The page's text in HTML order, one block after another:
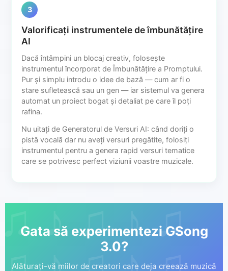
3
Valorificați instrumentele de îmbunătățire
AI
Dacă întâmpini un blocaj creativ, folosește
instrumentul încorporat de Îmbunătățire a Promptului.
Pur și simplu introdu o idee de bază — cum ar fi o
stare sufletească sau un gen — iar sistemul va genera
automat un proiect bogat și detaliat pe care îl poți
rafina.
Nu uitați de Generatorul de Versuri AI: când doriți o
pistă vocală dar nu aveți versuri pregătite, folosiți
instrumentul pentru a genera rapid versuri tematice
care se potrivesc perfect viziunii voastre muzicale.
Gata să experimentezi GSong
3.0?
Alăturați-vă miilor de creatori care deja creează muzică